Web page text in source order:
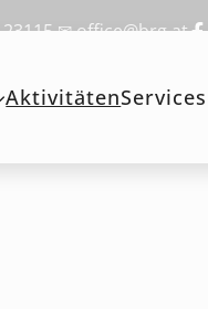
✉ office@brg.at
AktivitätenServices